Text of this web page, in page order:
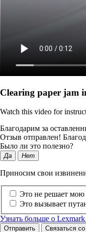
Clearing paper jam
Watch this video for
Благодарим за
Отзыв отправлен!
Было ли это полезно?
Да Нет
Приносим свои
Это не решает мою
Это вызывает
Узнать больше о
Отправить Связаться